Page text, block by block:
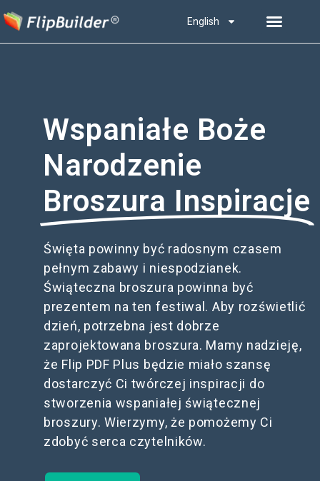
English
Wspaniałe Boże
Narodzenie
Broszura Inspiracje
Święta powinny być radosnym czasem
pełnym zabawy i niespodzianek.
Świąteczna broszura powinna być
prezentem na ten festiwal. Aby rozświetlić
dzień, potrzebna jest dobrze
zaprojektowana broszura. Mamy nadzieję,
że Flip PDF Plus będzie miało szansę
dostarczyć Ci twórczej inspiracji do
stworzenia wspaniałej świątecznej
broszury. Wierzymy, że pomożemy Ci
zdobyć serca czytelników.